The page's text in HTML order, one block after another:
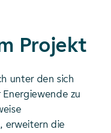
Projekt
unter den sich
zu
erweitern die